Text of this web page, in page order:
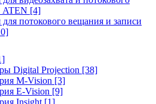
ATEN [4]
потокового вещания и записи
Digital Projection [38]
M-Vision [3]
E-Vision [9]
Insight [1]